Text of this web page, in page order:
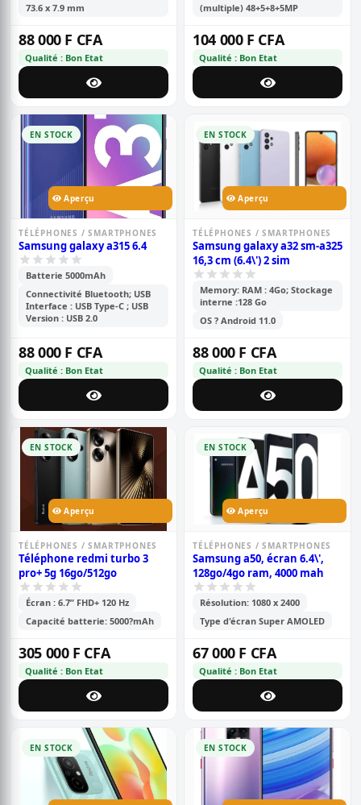
73.6 x 7.9 mm
88 000 F CFA
Qualité : Bon Etat
(multiple) 48+5+8+5MP
104 000 F CFA
Qualité : Bon Etat
EN STOCK
Aperçu
TÉLÉPHONES / SMARTPHONES
Samsung galaxy a315 6.4
Batterie 5000mAh
Connectivité Bluetooth; USB
Interface : USB Type-C ; USB
Version : USB 2.0
88 000 F CFA
Qualité : Bon Etat
EN STOCK
Aperçu
TÉLÉPHONES / SMARTPHONES
Samsung galaxy a32 sm-a325
16,3 cm (6.4\') 2 sim
Memory: RAM : 4Go; Stockage
interne :128 Go
OS ? Android 11.0
88 000 F CFA
Qualité : Bon Etat
EN STOCK
Aperçu
TÉLÉPHONES / SMARTPHONES
Téléphone redmi turbo 3
pro+ 5g 16go/512go
Écran : 6.7” FHD+ 120 Hz
Capacité batterie: 5000?mAh
305 000 F CFA
Qualité : Bon Etat
EN STOCK
Aperçu
TÉLÉPHONES / SMARTPHONES
Samsung a50, écran 6.4\',
128go/4go ram, 4000 mah
Résolution: 1080 x 2400
Type d'écran Super AMOLED
67 000 F CFA
Qualité : Bon Etat
EN STOCK EN STOCK